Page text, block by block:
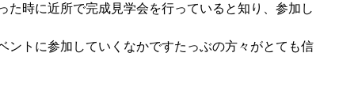
時に近所で完成見学会を行っていると知り、参加し
トに参加していくなかですたっぶの方々がとても信